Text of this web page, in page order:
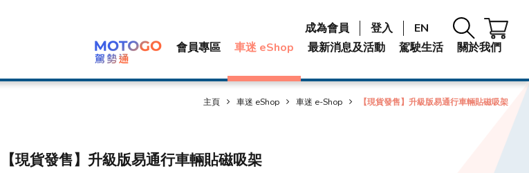
會員專區 車迷 eShop 最新消息及活動 駕駛生活 關於我們
成為會員 登入 EN
主頁 車迷 eShop 車迷 e-Shop 【現貨發售】升級版易通行車輛貼磁吸架
【現貨發售】升級版易通行車輛貼磁吸架